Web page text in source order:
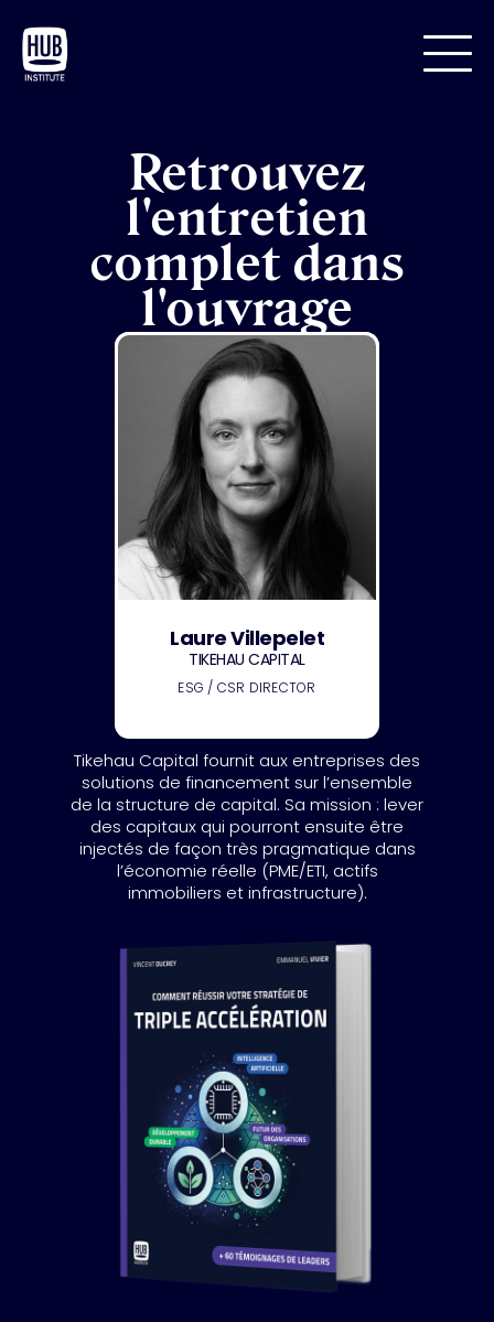
Retrouvez
l'entretien
complet dans
l'ouvrage
Laure Villepelet
TIKEHAU CAPITAL
ESG / CSR DIRECTOR
Tikehau Capital fournit aux entreprises des
solutions de financement sur l’ensemble
de la structure de capital. Sa mission : lever
des capitaux qui pourront ensuite être
injectés de façon très pragmatique dans
l’économie réelle (PME/ETI, actifs
immobiliers et infrastructure).